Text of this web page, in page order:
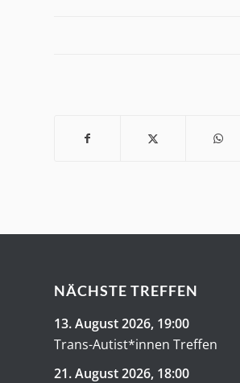
NÄCHSTE TREFFEN
13. August 2026, 19:00
Trans-Autist*innen Treffen
21. August 2026, 18:00